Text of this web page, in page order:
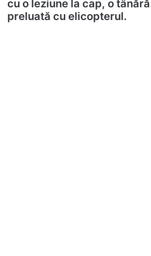
cu o leziune la cap, o
preluată cu elicopterul.